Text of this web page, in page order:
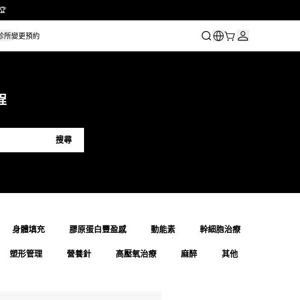
所變更預約
搜尋
身體填充 膠原蛋白豐盈感 動能素 幹細胞治療
塑形管理 營養針 高壓氧治療 麻醉 其他